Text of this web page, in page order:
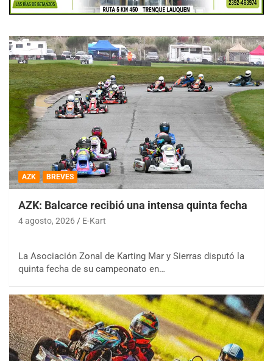
AZK BREVES
AZK: Balcarce recibió una intensa quinta fecha
4 agosto, 2026 E-Kart
La Asociación Zonal de Karting Mar y Sierras disputó la
quinta fecha de su campeonato en…